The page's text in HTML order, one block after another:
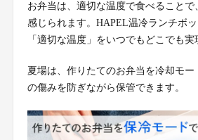
お弁当は、適切な温度で食べることで
感じられます。HAPEL温冷ランチボ
「適切な温度」をいつでもどこでも実
夏場は、作りたてのお弁当を冷却モ
の傷みを防ぎながら保管できます。